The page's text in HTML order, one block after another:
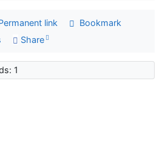
link
Bookmark
Share
1